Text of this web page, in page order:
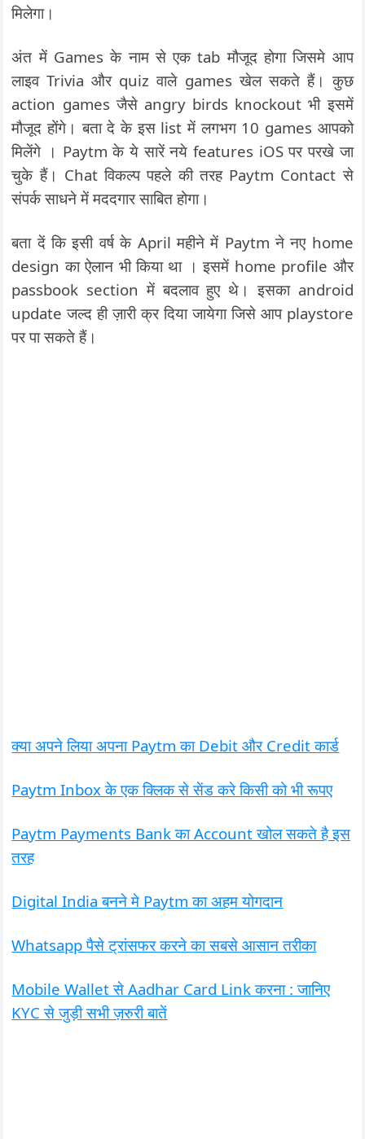
मिलेगा।
अंत में Games के नाम से एक tab मौजूद होगा जिसमे आप
लाइव Trivia और quiz वाले games खेल सकते हैं। कुछ
action games जैसे angry birds knockout भी इसमें
मौजूद होंगे। बता दे के इस list में लगभग 10 games आपको
मिलेंगे । Paytm के ये सारें नये features iOS पर परखे जा
चुके हैं। Chat विकल्प पहले की तरह Paytm Contact से
संपर्क साधने में मददगार साबित होगा।
बता दें कि इसी वर्ष के April महीने में Paytm ने नए home
design का ऐलान भी किया था । इसमें home profile और
passbook section में बदलाव हुए थे। इसका android
update जल्द ही ज़ारी क्र दिया जायेगा जिसे आप playstore
पर पा सकते हैं।
क्या अपने लिया अपना Paytm का Debit और Credit कार्ड
Paytm Inbox के एक क्लिक से सेंड करे किसी को भी रूपए
Paytm Payments Bank का Account खोल सकते है इस
तरह
Digital India बनने मे Paytm का अहम योगदान
Whatsapp पैसे ट्रांसफर करने का सबसे आसान तरीका
Mobile Wallet से Aadhar Card Link करना : जानिए
KYC से जुड़ी सभी ज़रुरी बातें